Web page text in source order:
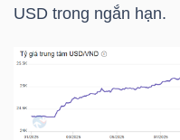
USD trong ngắn hạn.
CỔ
PHIẾU
PHÁI